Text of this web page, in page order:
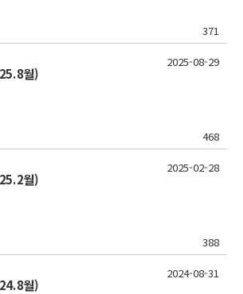
371
8월)
468
2025-08-29
2월)
388
2025-02-28
8월)
2024-08-31